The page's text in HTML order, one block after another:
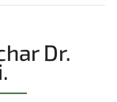
Dr.